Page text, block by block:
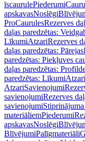
īscaurulePiederumi
apskavasNoslēgi
ProCaurulesRezerves
daļas paredzētas:
LīkumiAtzariRezerves
daļas paredzētas: Pārejas
paredzētas: Piekļuves
daļas paredzētas:
paredzētas: LīkumiAtzari
AtzariSavienojumi
savienojumiRezerves
savienojumi
materiāliemPiederumi
apskavasNoslēgi
BlīvējumiPalīgmateriāli